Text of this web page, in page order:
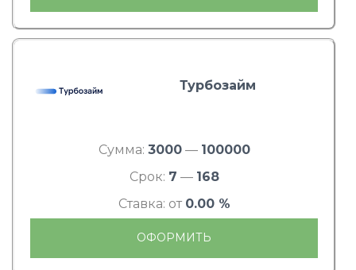
Турбозайм
Сумма: 3000— 100000
Срок: 7 — 168
Ставка: от 0.00 %
ОФОРМИТЬ